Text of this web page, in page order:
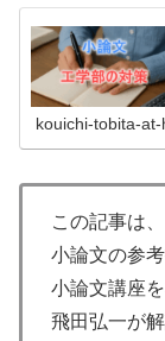
kouichi-tobita-
この記事は、
小論文の参
小論文講座
飛田弘一が